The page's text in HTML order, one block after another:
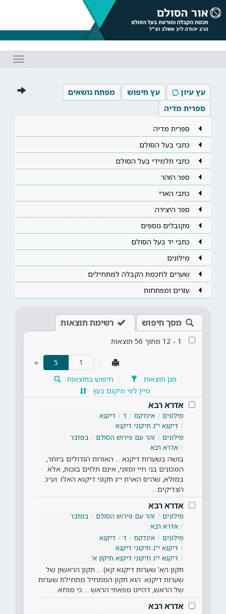
עץ עיון עץ חיפוש
מפתח נושאים
ספרית מדיה
ספרית מדיה
כתבי בעל הסולם
כתבי תלמידי בעל הסולם
ספר הזהר
כתבי הארי
ספר היצירה
מקובלים נוספים
כתבי יד בעל הסולם
מילונים
שערים לחכמת הקבלה למתחילים
עזרים ומפתחות
מסך חיפוש רשימת תוצאות
1
-
12 מתוך 56 תוצאות
5
(current)
»
סנן תוצאות
חיפוש בתוצאות
מיין לפי מיקום בעץ
אדרא רבא
מילונים אינדקס ד
דיקנא
דיקנא י"ג תיקוני דיקנא
מילונים
זהר עם פירוש הסולם
במדבר
אדרא רבא
בושה בשערות דיקנא ... האורות הגדולים ביותר,
המכונים בני חיי ומזוני, אינם תלוים בזכות, אלא
במזלא, שה״ס הארת י״ג תקוני דיקנא האלו. וע״כ
הצדיקים…
אדרא רבא
מילונים זהר עם פירוש הסולם
במדבר
אדרא רבא
מילונים
אינדקס ד
דיקנא
דיקנא י"ג תיקוני דיקנא
דיקנא י"ג תיקוני דיקנא תיקון א'
תקון הא' שערות דיקנא קא) ... תקון הראשון של
שערות דיקנא. הוא תקון המתחיל מתחילת שערות
של הראש, דהיינו מפאתי הראש ... כי מוחא…
אדרא רבא